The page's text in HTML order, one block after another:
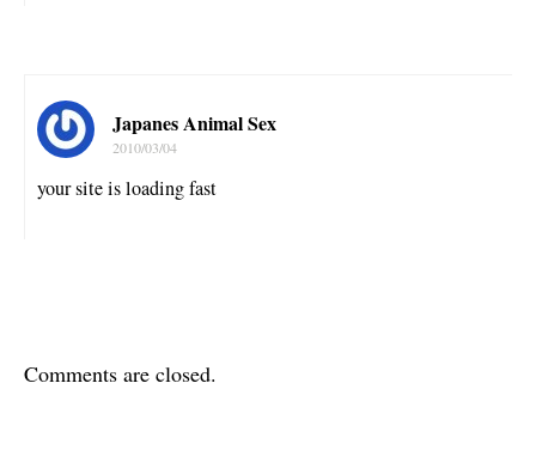
Japanes Animal Sex
2010/03/04
your site is loading fast
Comments are closed.